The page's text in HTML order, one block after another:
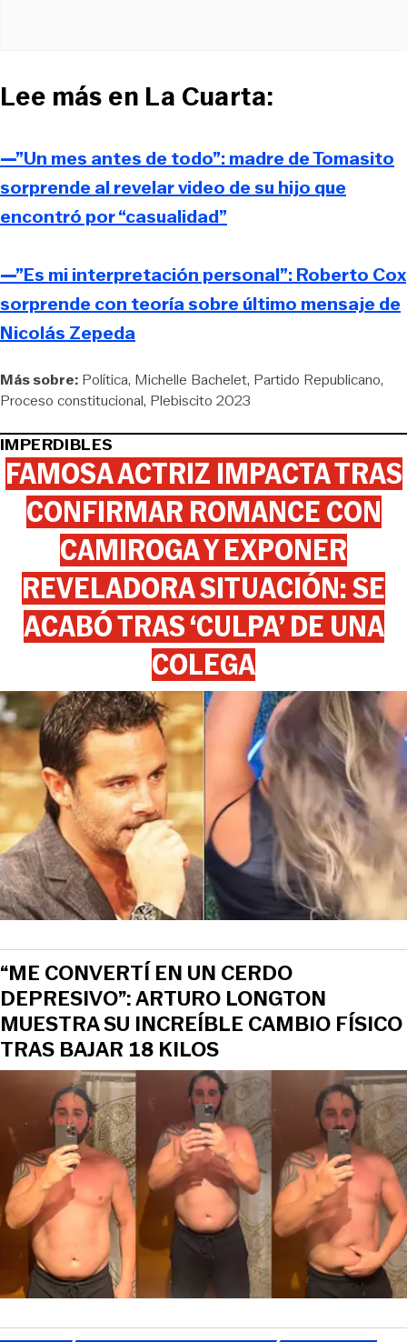
Lee más en La Cuarta:
—”Un mes antes de todo”: madre de Tomasito
sorprende al revelar video de su hijo que
encontró por “casualidad”
—”Es mi interpretación personal”: Roberto Cox
sorprende con teoría sobre último mensaje de
Nicolás Zepeda
Más sobre: Política Michelle Bachelet Partido Republicano
Proceso constitucional Plebiscito 2023
IMPERDIBLES
FAMOSA ACTRIZ IMPACTA TRAS
CONFIRMAR ROMANCE CON
CAMIROGA Y EXPONER
REVELADORA SITUACIÓN: SE
ACABÓ TRAS ‘CULPA’ DE UNA
COLEGA
“ME CONVERTÍ EN UN CERDO
DEPRESIVO”: ARTURO LONGTON
MUESTRA SU INCREÍBLE CAMBIO FÍSICO
TRAS BAJAR 18 KILOS